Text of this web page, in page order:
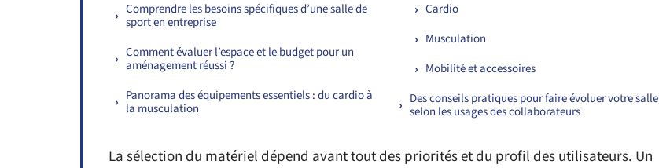
Comprendre les besoins spécifiques d’une salle de
sport en entreprise
Comment évaluer l’espace et le budget pour un
aménagement réussi ?
Panorama des équipements essentiels : du cardio à
la musculation
Cardio
Musculation
Mobilité et accessoires
Des conseils pratiques pour faire évoluer votre salle
selon les usages des collaborateurs
La sélection du matériel dépend avant tout des priorités et du profil des utilisateurs. Un